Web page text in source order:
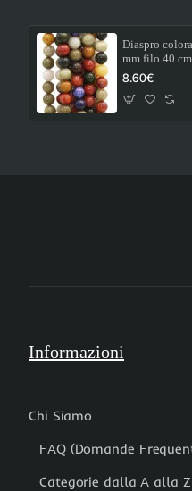
Diaspro
mm filo 40 cm
8.60€
Informazioni
Chi Siamo
FAQ (Domande
Categorie dalla A alla Z